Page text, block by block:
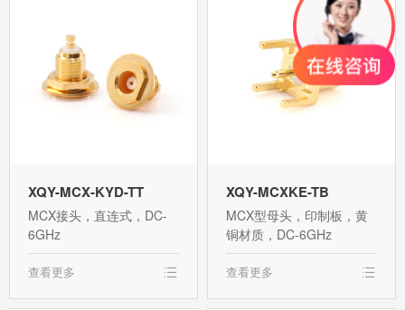
XQY-MCX-KYD-TT
MCX接头，直连式，DC-
6GHz
查看更多
XQY-MCXKE-TB
MCX型母头，印制板，黄
铜材质，DC-6GHz
查看更多